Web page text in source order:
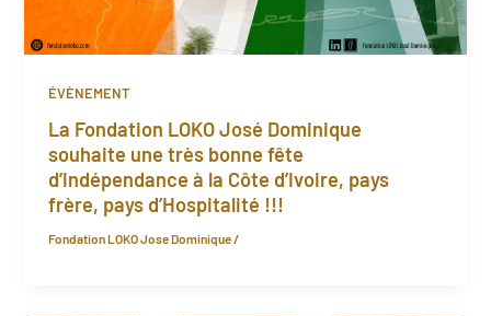
ÉVÈNEMENT
La Fondation LOKO José Dominique
souhaite une très bonne fête
d’indépendance à la Côte d’Ivoire, pays
frère, pays d’Hospitalité !!!
Fondation LOKO Jose Dominique/